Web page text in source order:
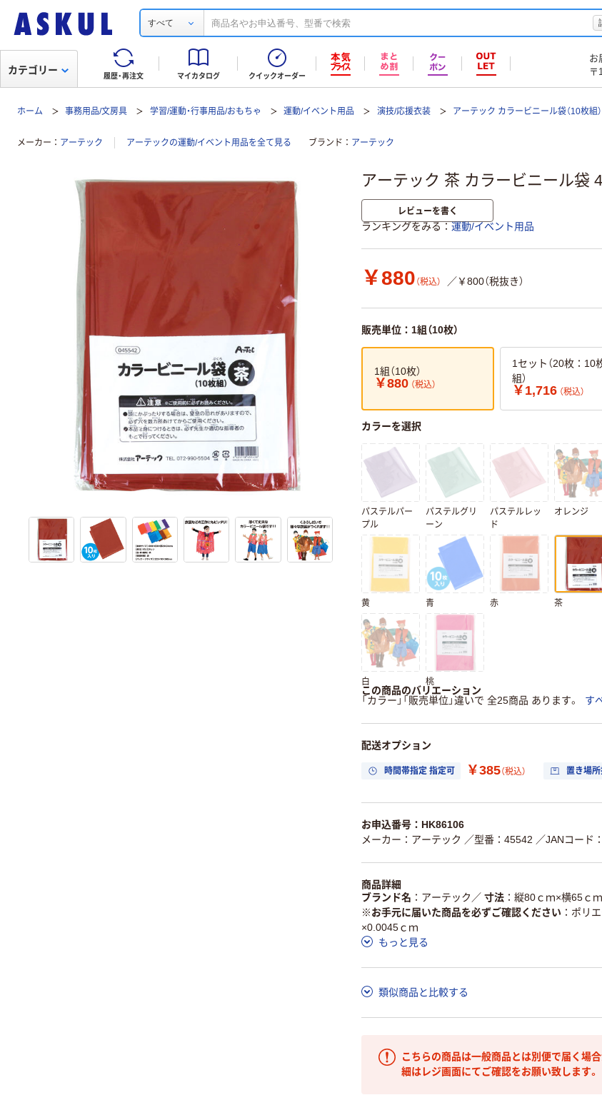
すべて
履歴・再注文 マイカタログ クイックオーダー
お
〒
カテゴリー
ホーム 事務用品/文房具 学習/運動・行事用品/おもちゃ 運動/イベント用品 演技/応援衣装 アーテック カラービニール袋（10枚組）
メーカー アーテック アーテックの運動/イベント用品を全て見る ブランド アーテック
アーテック 茶 カラービニール袋
レビューを書く
ランキングをみる 運動/イベント用品
￥880 （税込） ／￥800（税抜き）
販売単位：1組（10枚）
1組（10枚）
￥880 （税込）
1セット（20枚：10
組）
￥1,716 （税込）
カラーを選択
パステルパー
プル
パステルグリ
ーン
パステルレッ
ド
オレンジ
黄 青 赤 茶
白 桃
この商品のバリエーション
「カラー」「販売単位」違いで 全25商品 あります。
す
配送オプション
時間帯指定 指定可 ￥385（税込） 置き場
お申込番号：HK86106
メーカー：アーテック ／型番：45542 ／JANコード
商品詳細
ブランド名
アーテック ／ 寸法 縦80ｃｍ×横65ｃ
※お手元に届いた商品を必ずご確認ください
ポリ
×0.0045ｃｍ
もっと見る
類似商品と比較する
こちらの商品は一般商品とは別便で届く場
細はレジ画面にてご確認をお願い致します。